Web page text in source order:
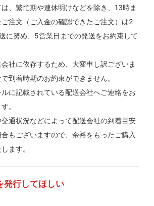
、繁忙期や連休明けなどを除き、13時ま
注文（ご入金の確認できたご注文）は2
に努め、5営業日までの発送をお約束して
社に依存するため、大変申し訳ございま
到着時期のお約束ができません。
に記載されている配送会社へご連絡をお
。
交通状況などによって配送会社の到着目安
もございますので、余裕をもったご購入
ます。
発行してほしい